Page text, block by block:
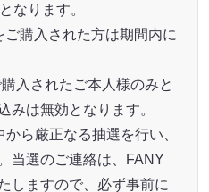
なります。
購入された方は期間内に
入されたご本人様のみと
みは無効となります。
ら厳正なる抽選を行い、
当選のご連絡は、FANY
しますので、必ず事前に